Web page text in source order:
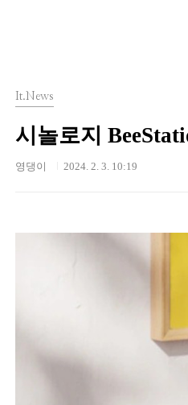
It.News
시놀로지
영댕이 2024. 2. 3. 10:19